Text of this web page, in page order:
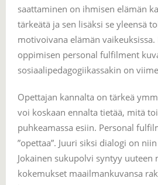
saattaminen on ihmisen elämän
tärkeätä ja sen lisäksi se yleensä
motivoivana elämän vaikeuksissa.
oppimisen personal fulfilment
sosiaalipedagogiikassakin on
Opettajan kannalta on tärkeä
voi koskaan ennalta tietää, mitä
puhkeamassa esiin. Personal
”opettaa”. Juuri siksi dialogi on
Jokainen sukupolvi syntyy uuteen
kokemukset maailmankuvansa